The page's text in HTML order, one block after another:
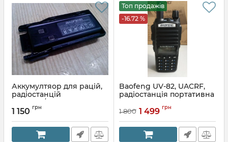
Аккумултяор для рацій,
радіостанцій
Baofeng/Pofung UV-82,
UV-8
Артикул:56521872
1 150 грн
Топ продажів
-16.72 %
Baofeng UV-82, UACRF,
радіостанція портативна
1 800 1 499 грн